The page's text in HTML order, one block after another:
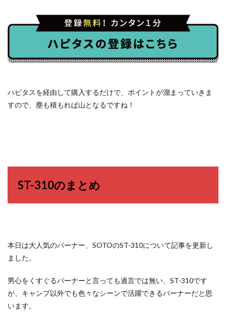
ハピタスを経由して購入するだけで、ポイントが溜まっていきま
すので、塵も積もれば山となるですね！
ST-310のまとめ
本日は大人気のバーナー、SOTOのST-310について記事を更新し
ました。
男心をくすぐるバーナーと言っても過言では無い、ST-310です
が、キャンプ以外でも色々なシーンで活躍できるバーナーだと思
います。